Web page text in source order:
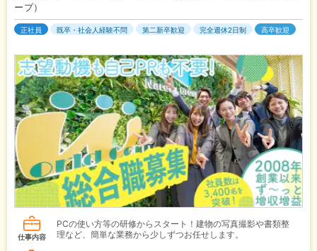
ープ）
正社員 既卒・社会人経験不問 第二新卒歓迎 完全週休2日制 高卒歓迎
仕事内容
PCの使い方等の研修からスタート！建物の写真撮影や書類整
理など、簡単な業務から少しずつお任せします。